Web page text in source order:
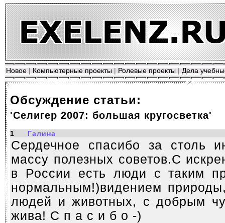
Новое | Компьютерные проекты | Ролевые проекты | Дела
Обсуждение статьи:
'Селигер 2007: большая кругосветка'
1 Галина
Сердечное спасибо за столь
массу полезных советов.С
в России есть люди с таким
нормальным!)видением
людей и животных, с добрым
жива! С п а с и б о -)